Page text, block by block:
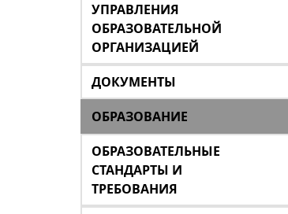
УПРАВЛЕНИЯ
ОБРАЗОВАТЕЛЬНОЙ
ОРГАНИЗАЦИЕЙ
ДОКУМЕНТЫ
ОБРАЗОВАНИЕ
ОБРАЗОВАТЕЛЬНЫЕ
СТАНДАРТЫ И
ТРЕБОВАНИЯ